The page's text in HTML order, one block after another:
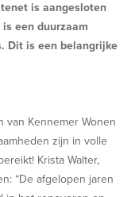
is aangesloten
een duurzaam
Dit is een belangrijke
van Kennemer Wonen
zijn in volle
Krista Walter,
“De afgelopen jaren